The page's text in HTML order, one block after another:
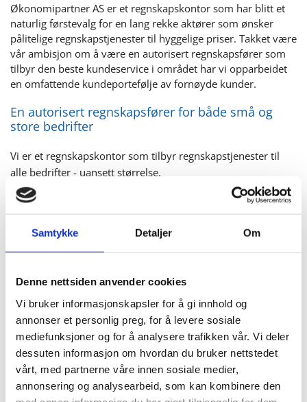
Samtykke Detaljer Om
Denne nettsiden anvender cookies
Vi bruker informasjonskapsler for å gi innhold og
annonser et personlig preg, for å levere sosiale
mediefunksjoner og for å analysere trafikken vår. Vi deler
dessuten informasjon om hvordan du bruker nettstedet
vårt, med partnerne våre innen sosiale medier,
annonsering og analysearbeid, som kan kombinere den
Økonomipartner AS er et regnskapskontor som har blitt et
naturlig førstevalg for en lang rekke aktører som ønsker
pålitelige regnskapstjenester til hyggelige priser. Takket være
vår ambisjon om å være en autorisert regnskapsfører som
tilbyr den beste kundeservice i området har vi opparbeidet
en omfattende kundeportefølje av fornøyde kunder.
En autorisert regnskapsfører for både små og
store bedrifter
Vi er et regnskapskontor som tilbyr regnskapstjenester til
alle bedrifter - uansett størrelse.
Som autorisert regnskapsfører har vi opparbeidet veldig
bred bransjekunnskap og kan derfor bistå med vår
spisskompetanse uansett hvilken bransje din bedrift er en
del av. Vårt regnskapskontor er derfor et opplagt valg for
regnskapsfører.
Autorisert regnskapsfører og regnskapskontor
med kompetente medarbeidere
Vi er en autorisert regnskapsfører og regnskapskontor med
et bredt kompetansefelt. Takketvære solid faglig bakgrunn
og lang erfaring har våre regnskapstjenester blitt ettertraktet
hos både mindre og større bedrifter. Dette er også en grunn